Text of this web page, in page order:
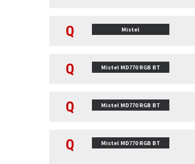
Q Mistel
Q Mistel MD770 RGB BT
Q Mistel MD770 RGB BT
Q Mistel MD770 RGB BT